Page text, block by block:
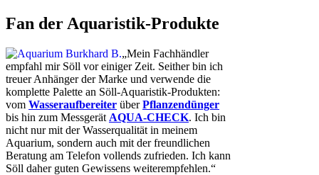
Fan der Aquaristik-Produkte
„Mein Fachhändler
empfahl mir Söll vor einiger Zeit. Seither bin ich
treuer Anhänger der Marke und verwende die
komplette Palette an Söll-Aquaristik-Produkten:
vom Wasseraufbereiter überPflanzendünger
bis hin zum Messgerät AQUA-CHECK. Ich bin
nicht nur mit der Wasserqualität in meinem
Aquarium, sondern auch mit der freundlichen
Beratung am Telefon vollends zufrieden. Ich kann
Söll daher guten Gewissens weiterempfehlen.“